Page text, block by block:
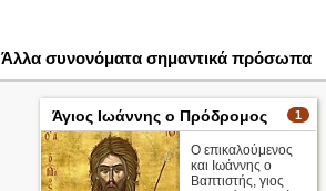
Άλλα συνονόματα σημαντικά πρόσωπα
1
Άγιος Ιωάννης ο Πρόδρομος
Ο επικαλούμενος
και Ιωάννης ο
Βαπτιστής, γιος